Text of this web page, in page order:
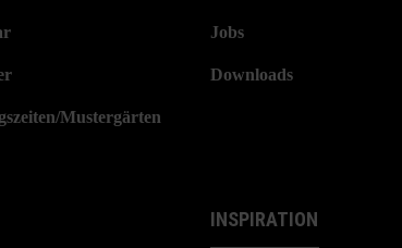
Mustergärten
Jobs
Downloads
INSPIRATION